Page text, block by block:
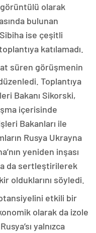
olarak
bulunan
ise çeşitli
katılamadı.
süren görüşmenin
Toplantıya
Bakanı Sikorski,
içerisinde
Bakanları ile
Rusya Ukrayna
yeniden inşası
da sertleştirilerek
olduklarını söyledi.
etkili bir
olarak da izole
yalnızca